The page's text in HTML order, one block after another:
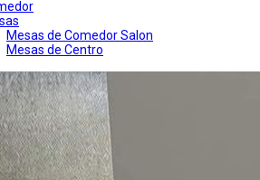
Mesas de Comedor Salon
Mesas de Centro